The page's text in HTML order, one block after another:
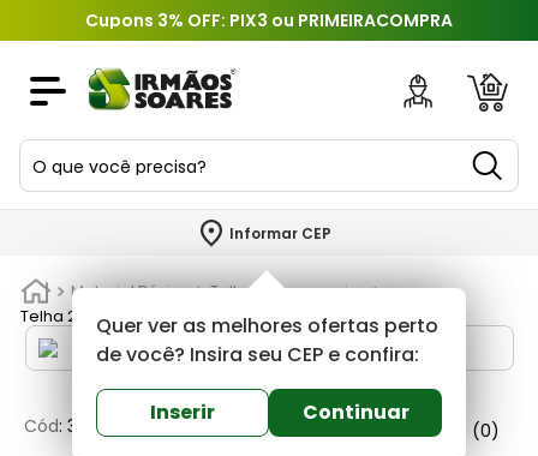
Cupons 3% OFF: PIX3 ou PRIMEIRACOMPRA
O que você precisa?
Informar CEP
Quer ver as melhores ofertas perto
de você? Insira seu CEP e confira:
Inserir Continuar
Material Básico
Telhas e acessorios
Telha 2.13x1.10x5mm Tropical Eternit
Cód:300632 Eternit (0)
TERMOS MAIS BUSCADOS
2º
3º
porta
revestimento
5º
telha